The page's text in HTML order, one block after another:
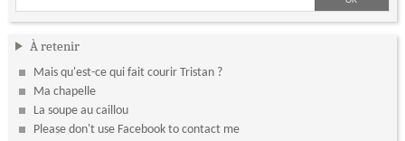
À retenir
Mais qu'est-ce qui fait courir Tristan ?
Ma chapelle
La soupe au caillou
Please don't use Facebook to contact me